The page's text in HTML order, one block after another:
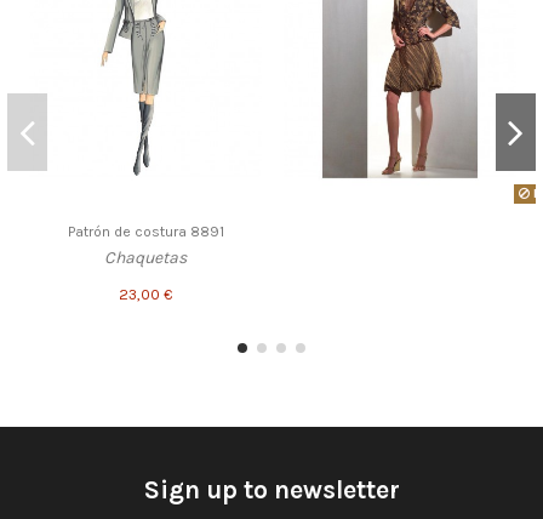
Patrón de costura 8891
Chaquetas
23,00 €
Sign up to newsletter